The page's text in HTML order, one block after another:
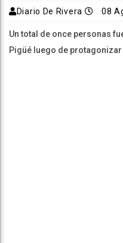
Diario De Rivera 08
Un total de once personas
Pigüé luego de protagonizar